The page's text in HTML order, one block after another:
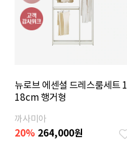
뉴로브 에센셜 드레스룸세트 1
18cm 행거형
까사미아
20% 264,000원